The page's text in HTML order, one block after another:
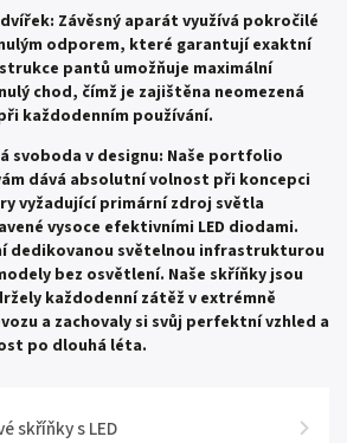
Závěsný aparát využívá pokročilé
odporem, které garantují exaktní
pantů umožňuje maximální
chod, čímž je zajištěna neomezená
každodenním používání.
svoboda v designu: Naše portfolio
dává absolutní volnost při koncepci
vyžadující primární zdroj světla
vysoce efektivními LED diodami.
dedikovanou světelnou infrastrukturou
bez osvětlení. Naše skříňky jsou
každodenní zátěž v extrémně
a zachovaly si svůj perfektní vzhled a
po dlouhá léta.
skříňky s LED